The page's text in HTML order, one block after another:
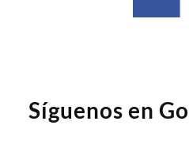
Síguenos en